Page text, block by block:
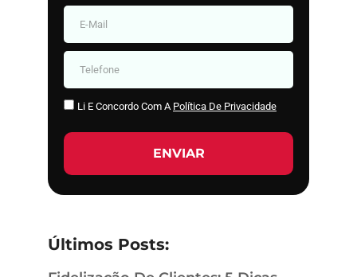
Li E Concordo Com A Política De Privacidade
ENVIAR
Últimos Posts: